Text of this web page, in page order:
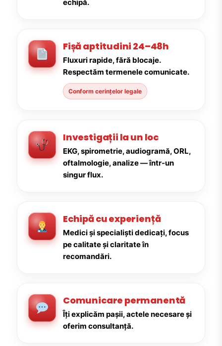
echipă.
Fișă aptitudini 24–48h
Fluxuri rapide, fără blocaje.
Respectăm termenele comunicate.
Conform cerințelor legale
Investigații la un loc
EKG, spirometrie, audiogramă, ORL,
oftalmologie, analize — într-un
singur flux.
Echipă cu experiență
Medici și specialiști dedicați, focus
pe calitate și claritate în
recomandări.
Comunicare permanentă
Îți explicăm pașii, actele necesare și
oferim consultanță.